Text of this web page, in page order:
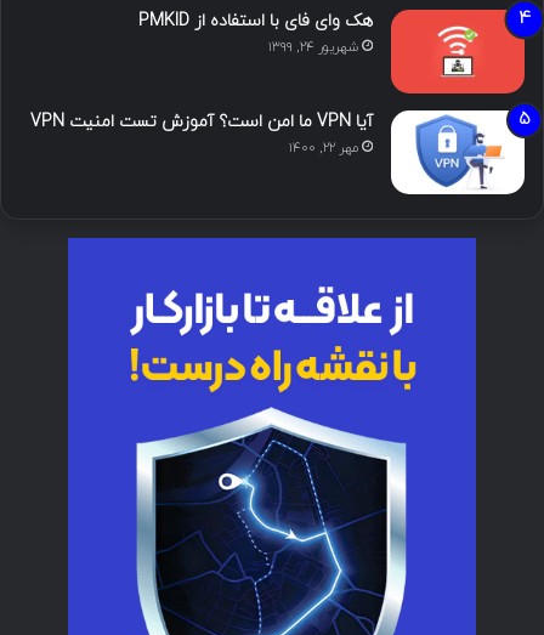
هک وای فای با استفاده از PMKID
شهریور ۲۴, ۱۳۹۹
آیا VPN ما امن است؟ آموزش تست امنیت VPN
مهر ۲۲, ۱۴۰۰